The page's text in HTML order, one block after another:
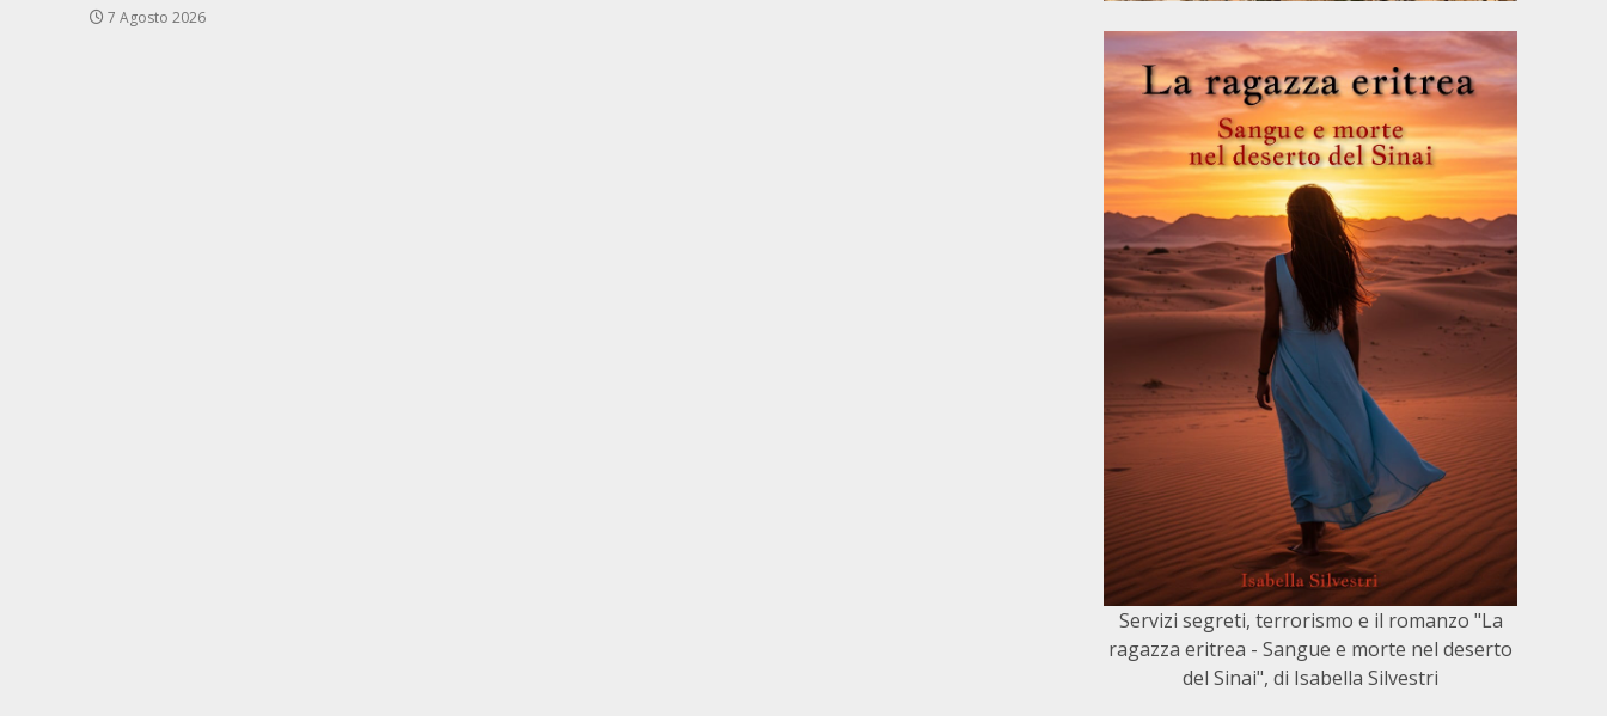
7 Agosto 2026
Servizi segreti, terrorismo e il romanzo "La
ragazza eritrea - Sangue e morte nel deserto
del Sinai", di Isabella Silvestri